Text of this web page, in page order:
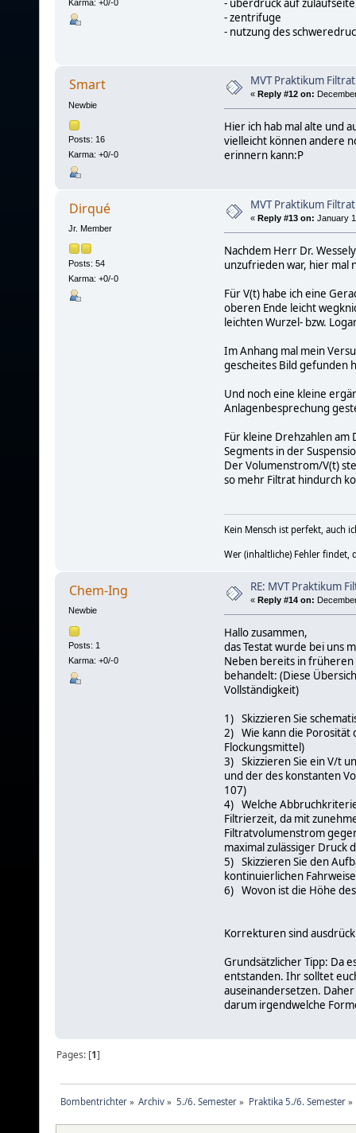
Karma: +0/-0
- überdruck auf zulaufseite
- zentrifuge
- nutzung des
Smart
Newbie
Posts: 16
Karma: +0/-0
MVT Praktikum
« Reply #12 on:
Hier ich hab mal alte und
vielleicht können andere
erinnern kann:P
Dirqué
Jr. Member
Posts: 54
Karma: +0/-0
MVT Praktikum
« Reply #13 on: January
Nachdem Herr Dr.
unzufrieden war, hier mal
Für V(t) habe ich eine
oberen Ende leicht
leichten Wurzel- bzw.
Im Anhang mal mein
gescheites Bild gefunden
Und noch eine kleine
Anlagenbesprechung
Für kleine Drehzahlen
Segments in der
Der Volumenstrom/V(t)
so mehr Filtrat hindurch
Kein Mensch ist perfekt, auch
Wer (inhaltliche) Fehler
Chem-Ing
Newbie
Posts: 1
Karma: +0/-0
RE: MVT Praktikum
« Reply #14 on:
Hallo zusammen,
das Testat wurde bei uns
Neben bereits in
behandelt: (Diese
Vollständigkeit)
1) Skizzieren Sie
2) Wie kann die
Flockungsmittel)
3) Skizzieren Sie ein V/t
und der des konstanten
107)
4) Welche
Filtrierzeit, da mit
Filtratvolumenstrom
maximal zulässiger Druck
5) Skizzieren Sie den
kontinuierlichen
6) Wovon ist die Höhe
Korrekturen sind
Grundsätzlicher Tipp: Da
entstanden. Ihr solltet
auseinandersetzen.
darum irgendwelche
Pages: [1]
Bombentrichter» Archiv » 5./6. Semester » Praktika 5./6. Semester»